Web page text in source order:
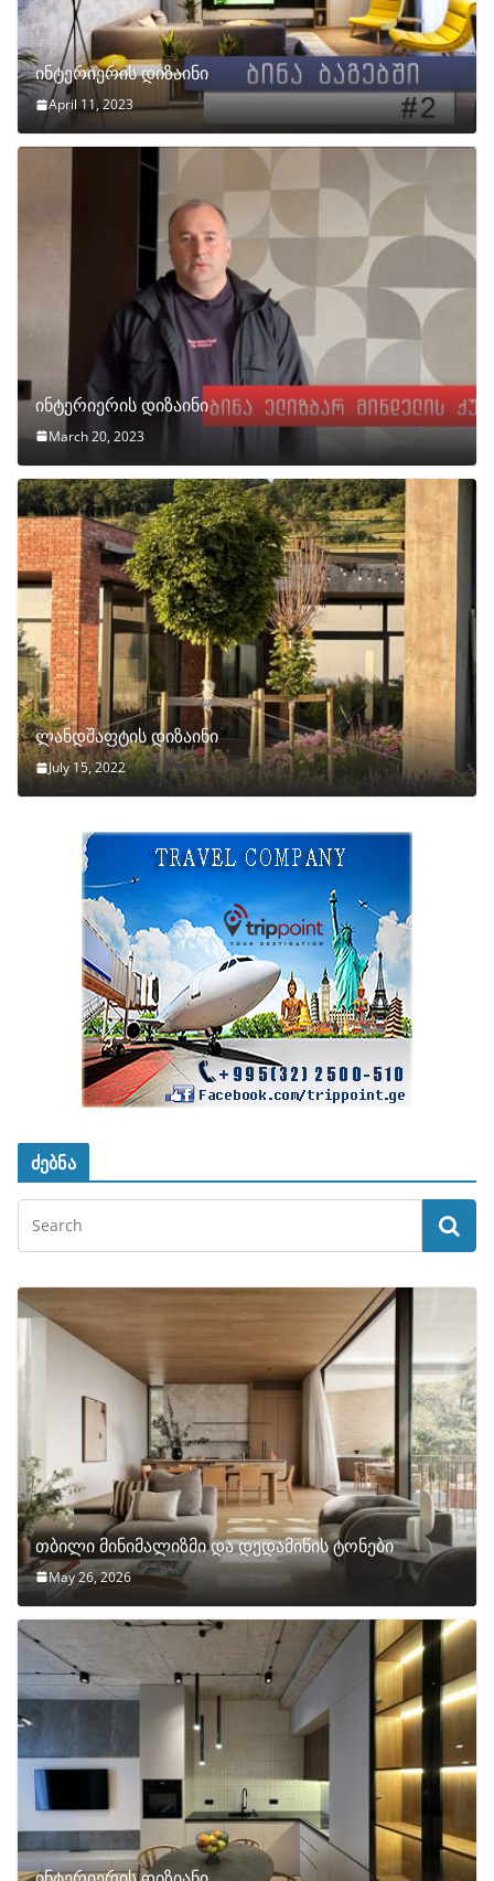
ინტერიერის დიზაინი
April 11, 2023
ინტერიერის დიზაინი
March 20, 2023
ლანდშაფტის დიზაინი
July 15, 2022
ძებნა
თბილი მინიმალიზმი და დედამიწის ტონები
May 26, 2026